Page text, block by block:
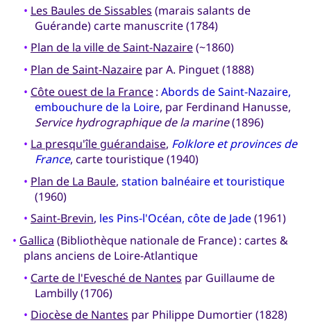
• Les Baules de Sissables (marais salants de
Guérande) carte manuscrite (1784)
• Plan de la ville de Saint-Nazaire(~1860)
• Plan de Saint-Nazairepar A. Pinguet (1888)
• Côte ouest de la France: Abords de Saint-Nazaire,
embouchure de la Loire, par Ferdinand Hanusse,
Service hydrographique de la marine(1896)
• La presqu'île guérandaise, Folklore et provinces de
France, carte touristique (1940)
• Plan de La Baule, station balnéaire et touristique
(1960)
• Saint-Brevin, les Pins-l'Océan, côte de Jade(1961)
• Gallica (Bibliothèque nationale de France) : cartes &
plans anciens de Loire-Atlantique
• Carte de l'Evesché de Nantes par Guillaume de
Lambilly (1706)
• Diocèse de Nantes par Philippe Dumortier (1828)